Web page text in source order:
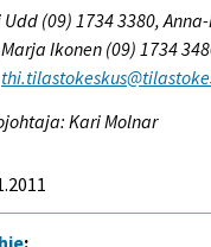
(09) 1734 3380,
Ikonen (09) 1734
Kari Molnar
: